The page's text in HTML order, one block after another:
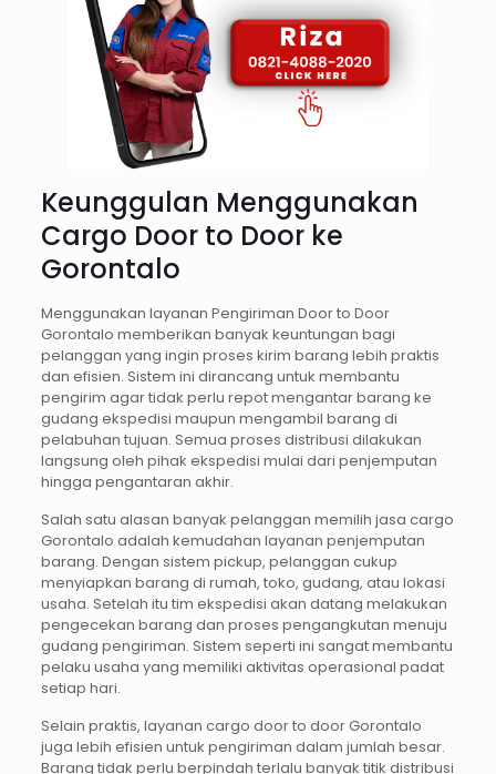
Keunggulan Menggunakan
Cargo Door to Door ke
Gorontalo
Menggunakan layanan Pengiriman Door to Door
Gorontalo memberikan banyak keuntungan bagi
pelanggan yang ingin proses kirim barang lebih praktis
dan efisien. Sistem ini dirancang untuk membantu
pengirim agar tidak perlu repot mengantar barang ke
gudang ekspedisi maupun mengambil barang di
pelabuhan tujuan. Semua proses distribusi dilakukan
langsung oleh pihak ekspedisi mulai dari penjemputan
hingga pengantaran akhir.
Salah satu alasan banyak pelanggan memilih jasa cargo
Gorontalo adalah kemudahan layanan penjemputan
barang. Dengan sistem pickup, pelanggan cukup
menyiapkan barang di rumah, toko, gudang, atau lokasi
usaha. Setelah itu tim ekspedisi akan datang melakukan
pengecekan barang dan proses pengangkutan menuju
gudang pengiriman. Sistem seperti ini sangat membantu
pelaku usaha yang memiliki aktivitas operasional padat
setiap hari.
Selain praktis, layanan cargo door to door Gorontalo
juga lebih efisien untuk pengiriman dalam jumlah besar.
Barang tidak perlu berpindah terlalu banyak titik distribusi